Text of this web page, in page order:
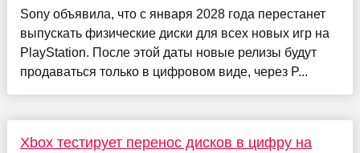
Sony объявила, что с января 2028 года перестанет
выпускать физические диски для всех новых игр на
PlayStation. После этой даты новые релизы будут
продаваться только в цифровом виде, через P...
Xbox тестирует перенос дисков в цифру на